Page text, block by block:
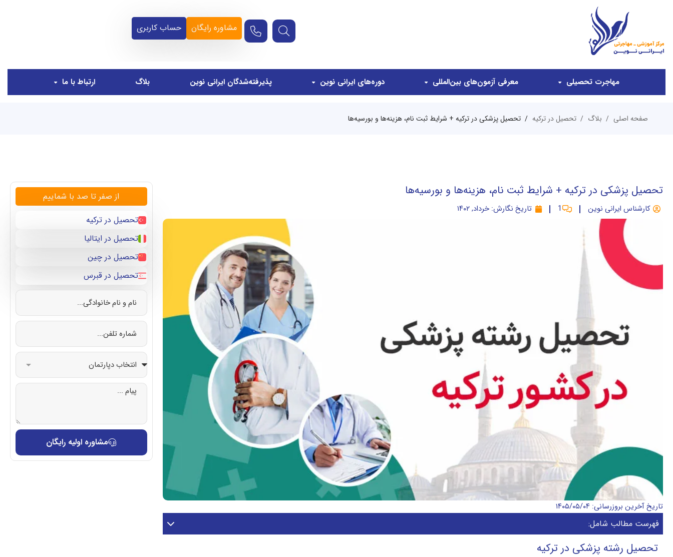
مشاوره رایگان حساب کاربری
مهاجرت تحصیلی معرفی آزمون‌های بین‌المللی دوره‌های ایرانی نوین پذیرفته‌شدگان ایرانی نوین بلاگ ارتباط با ما
صفحه اصلی بلاگ تحصیل در ترکیه تحصیل پزشکی در ترکیه + شرایط ثبت نام، هزینه‌ها و بورسیه‌ها
تحصیل پزشکی در ترکیه + شرایط ثبت نام، هزینه‌ها و بورسیه‌ها
کارشناس ایرانی نوین 1 تاریخ نگارش: خرداد, ۱۴۰۲
تاریخ آخرین بروزرسانی: ۱۴۰۵/۰۵/۰۴
فهرست مطالب شامل:
تحصیل رشته پزشکی در ترکیه
از صفر تا صد با شماییم
تحصیل در ترکیه
تحصیل در ایتالیا
تحصیل در چین
تحصیل در قبرس
مشاوره اولیه رایگان